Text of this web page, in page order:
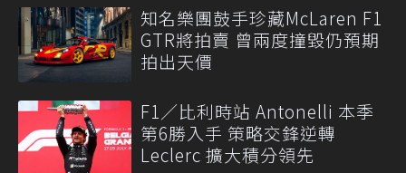
知名樂團鼓手珍藏McLaren F1
GTR將拍賣 曾兩度撞毀仍預期
拍出天價
F1／比利時站 Antonelli 本季
第6勝入手 策略交鋒逆轉
Leclerc 擴大積分領先